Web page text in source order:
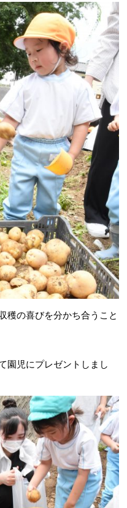
穫の喜びを分かち合うこと
園児にプレゼントしまし